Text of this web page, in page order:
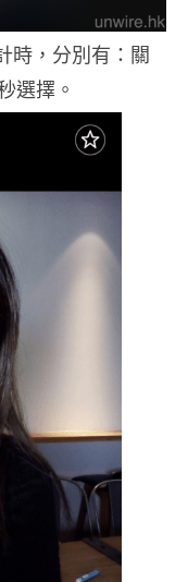
時，分別有：關
選擇。